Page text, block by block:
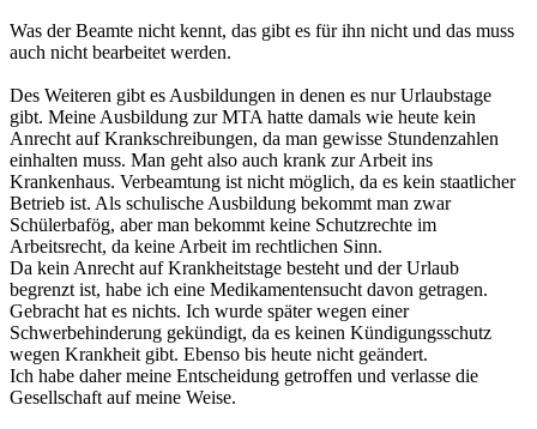
Was der Beamte nicht kennt, das gibt es für ihn nicht und das muss
auch nicht bearbeitet werden.
Des Weiteren gibt es Ausbildungen in denen es nur Urlaubstage
gibt. Meine Ausbildung zur MTA hatte damals wie heute kein
Anrecht auf Krankschreibungen, da man gewisse Stundenzahlen
einhalten muss. Man geht also auch krank zur Arbeit ins
Krankenhaus. Verbeamtung ist nicht möglich, da es kein staatlicher
Betrieb ist. Als schulische Ausbildung bekommt man zwar
Schülerbafög, aber man bekommt keine Schutzrechte im
Arbeitsrecht, da keine Arbeit im rechtlichen Sinn.
Da kein Anrecht auf Krankheitstage besteht und der Urlaub
begrenzt ist, habe ich eine Medikamentensucht davon getragen.
Gebracht hat es nichts. Ich wurde später wegen einer
Schwerbehinderung gekündigt, da es keinen Kündigungsschutz
wegen Krankheit gibt. Ebenso bis heute nicht geändert.
Ich habe daher meine Entscheidung getroffen und verlasse die
Gesellschaft auf meine Weise.